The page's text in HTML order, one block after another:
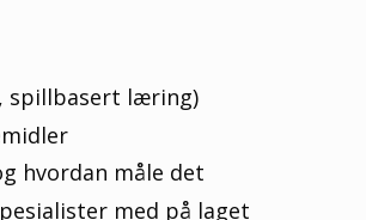
spillbasert læring)
hvordan måle det
med på laget